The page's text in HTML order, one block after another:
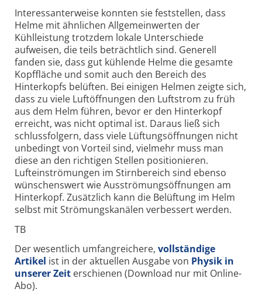
Interessanterweise konnten sie feststellen, dass
Helme mit ähnlichen Allgemeinwerten der
Kühlleistung trotzdem lokale Unterschiede
aufweisen, die teils beträchtlich sind. Generell
fanden sie, dass gut kühlende Helme die gesamte
Kopffläche und somit auch den Bereich des
Hinterkopfs belüften. Bei einigen Helmen zeigte sich,
dass zu viele Luftöffnungen den Luftstrom zu früh
aus dem Helm führen, bevor er den Hinterkopf
erreicht, was nicht optimal ist. Daraus ließ sich
schlussfolgern, dass viele Lüftungsöffnungen nicht
unbedingt von Vorteil sind, vielmehr muss man
diese an den richtigen Stellen positionieren.
Lufteinströmungen im Stirnbereich sind ebenso
wünschenswert wie Ausströmungsöffnungen am
Hinterkopf. Zusätzlich kann die Belüftung im Helm
selbst mit Strömungskanälen verbessert werden.
TB
Der wesentlich umfangreichere, vollständige
Artikel ist in der aktuellen Ausgabe von Physik in
unserer Zeit erschienen (Download nur mit Online-
Abo).